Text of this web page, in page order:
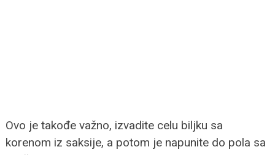
Ovo je takođe važno, izvadite celu biljku sa
korenom iz saksije, a potom je napunite do pola sa